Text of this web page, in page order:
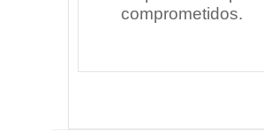
comprometidos.